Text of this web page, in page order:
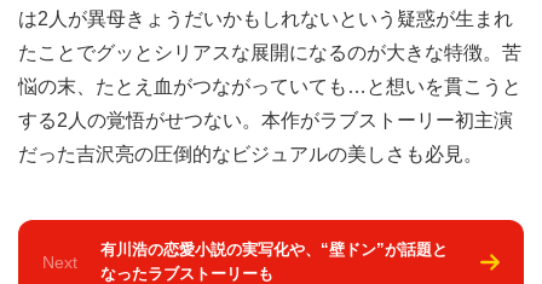
は2人が異母きょうだいかもしれないという疑惑が生まれ
たことでグッとシリアスな展開になるのが大きな特徴。苦
悩の末、たとえ血がつながっていても…と想いを貫こうと
する2人の覚悟がせつない。本作がラブストーリー初主演
だった吉沢亮の圧倒的なビジュアルの美しさも必見。
Next
有川浩の恋愛小説の実写化や、“壁ドン”が話題と
なったラブストーリーも